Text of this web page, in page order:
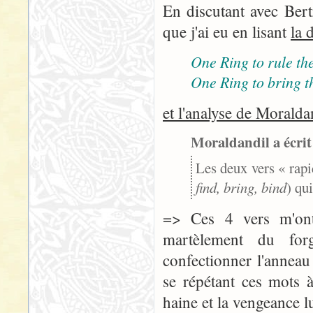
En discutant avec
que j'ai eu en lisantla
One Ring to rule
One Ring to bring
et l'analyse de
Moraldandil a
Les deux vers «
find, bring, bind)
=> Ces 4 vers
martèlement du
confectionner
se répétant ces
haine et la vengeance